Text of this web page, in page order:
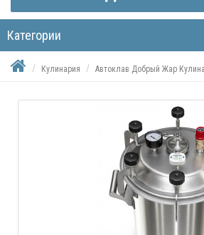
Категории
Кулинария Автоклав Добрый Жар